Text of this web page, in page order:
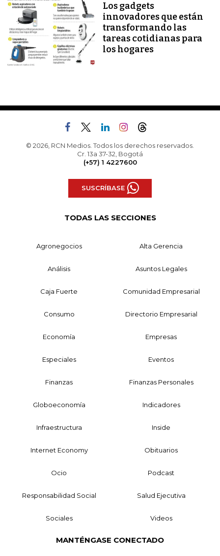
Los gadgets
innovadores que están
transformando las
tareas cotidianas para
los hogares
© 2026, RCN Medios. Todos los derechos reservados.
Cr. 13a 37-32, Bogotá
(+57) 1 4227600
SUSCRÍBASE
TODAS LAS SECCIONES
Agronegocios Alta Gerencia
Análisis Asuntos Legales
Caja Fuerte Comunidad Empresarial
Consumo Directorio Empresarial
Economía Empresas
Especiales Eventos
Finanzas Finanzas Personales
Globoeconomía Indicadores
Infraestructura Inside
Internet Economy Obituarios
Ocio Podcast
Responsabilidad Social Salud Ejecutiva
Sociales Videos
MANTÉNGASE CONECTADO